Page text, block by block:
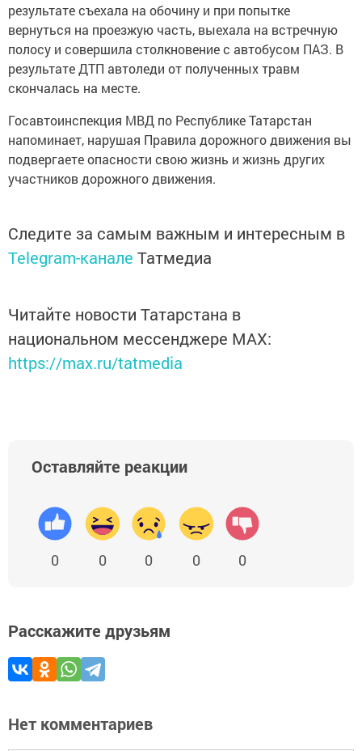
результате съехала на обочину и при попытке
вернуться на проезжую часть, выехала на встречную
полосу и совершила столкновение с автобусом ПАЗ. В
результате ДТП автоледи от полученных травм
скончалась на месте.
Госавтоинспекция МВД по Республике Татарстан
напоминает, нарушая Правила дорожного движения вы
подвергаете опасности свою жизнь и жизнь других
участников дорожного движения.
Следите за самым важным и интересным в
Telegram-канале Татмедиа
Читайте новости Татарстана в
национальном мессенджере MАХ:
https://max.ru/tatmedia
Оставляйте реакции
0 0 0 0 0
Расскажите друзьям
Нет комментариев